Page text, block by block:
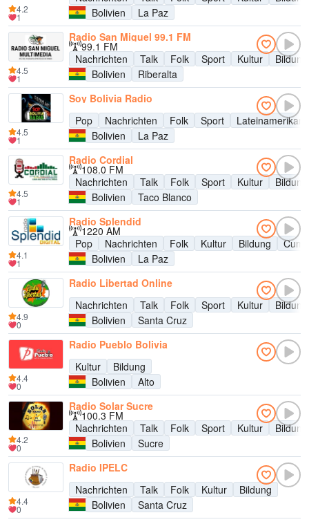
Bolivien
La Paz
4.2
1
Radio San Miguel 99.1 FM
99.1 FM
Nachrichten
Talk Folk Sport Kultur
Bildung
Bolivien
Riberalta
4.5
1
Soy Bolivia Radio
Pop
Nachrichten Folk Sport
Bolivien
La Paz
4.5
1
Radio Cordial
108.0 FM
Nachrichten
Talk Folk Sport Kultur
Bildung
Bolivien
Taco Blanco
4.5
1
Radio Splendid
1220 AM
Pop
Nachrichten Folk Kultur Bildung
Bolivien
La Paz
4.1
1
Radio Libertad Online
Nachrichten
Talk Folk Sport Kultur
Bildung
Bolivien
Santa Cruz
4.9
0
Radio Pueblo Bolivia
Kultur
Bildung
Bolivien
Alto
4.4
0
Radio Solar Sucre
100.3 FM
Nachrichten
Talk Folk Sport Kultur
Bildung
Bolivien
Sucre
4.2
0
Radio IPELC
Nachrichten
Talk Folk Kultur
Bildung
Bolivien
Santa Cruz
4.4
0